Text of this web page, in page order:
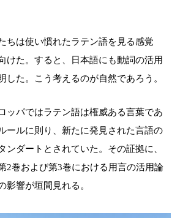
ちは使い慣れたラテン語を見る感覚
けた。すると、日本語にも動詞の活用
した。こう考えるのが自然であろう。
ッパではラテン語は権威ある言葉であ
ールに則り、新たに発見された言語の
ンダートとされていた。その証拠に、
2巻および第3巻における用言の活用論
影響が垣間見れる。